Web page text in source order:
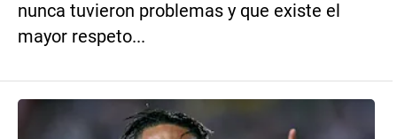
nunca tuvieron problemas y que existe el
mayor respeto...